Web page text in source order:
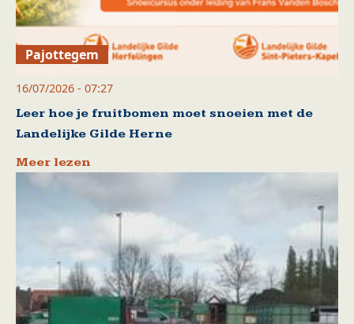
Pajottegem
16/07/2026 - 07:27
Leer hoe je fruitbomen moet snoeien met de
Landelijke Gilde Herne
Meer lezen